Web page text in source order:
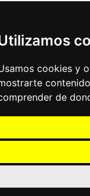
cookies y
de